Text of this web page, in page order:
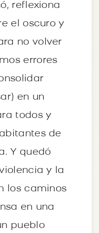
reflexiona
el oscuro y
no volver
errores
en un
todos y
de
Y quedó
y la
los caminos
en una
pueblo